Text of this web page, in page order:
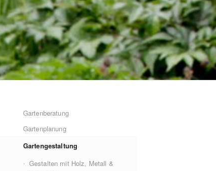
Gartenberatung
Gartenplanung
Gartengestaltung
Gestalten mit Holz, Metall &